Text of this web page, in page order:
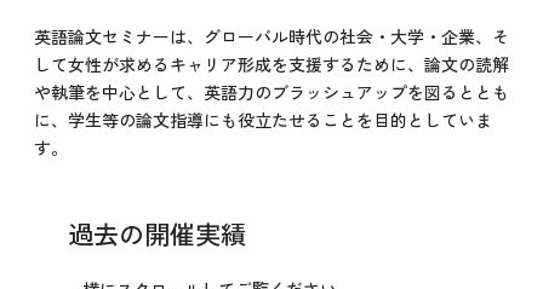
英語論文セミナーは、グローバル時代の社会・大学・企業、そ
して女性が求めるキャリア形成を支援するために、論文の読解
や執筆を中心として、英語力のブラッシュアップを図るととも
に、学生等の論文指導にも役立たせることを目的としていま
す。
過去の開催実績